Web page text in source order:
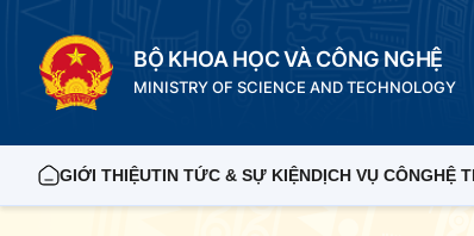
BỘ KHOA HỌC VÀ CÔNG NGHỆ
MINISTRY OF SCIENCE AND TECHNOLOGY
GIỚI THIỆUTIN TỨC & SỰ KIỆNDỊCH VỤ CÔNGHỆ